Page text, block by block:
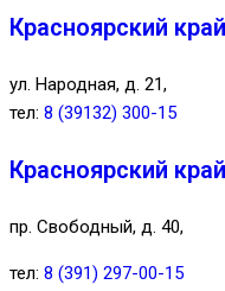
Красноярский
ул. Народная, д. 21,
тел: 8 (39132) 300-15
Красноярский
пр. Свободный, д. 40,
тел: 8 (391) 297-00-15